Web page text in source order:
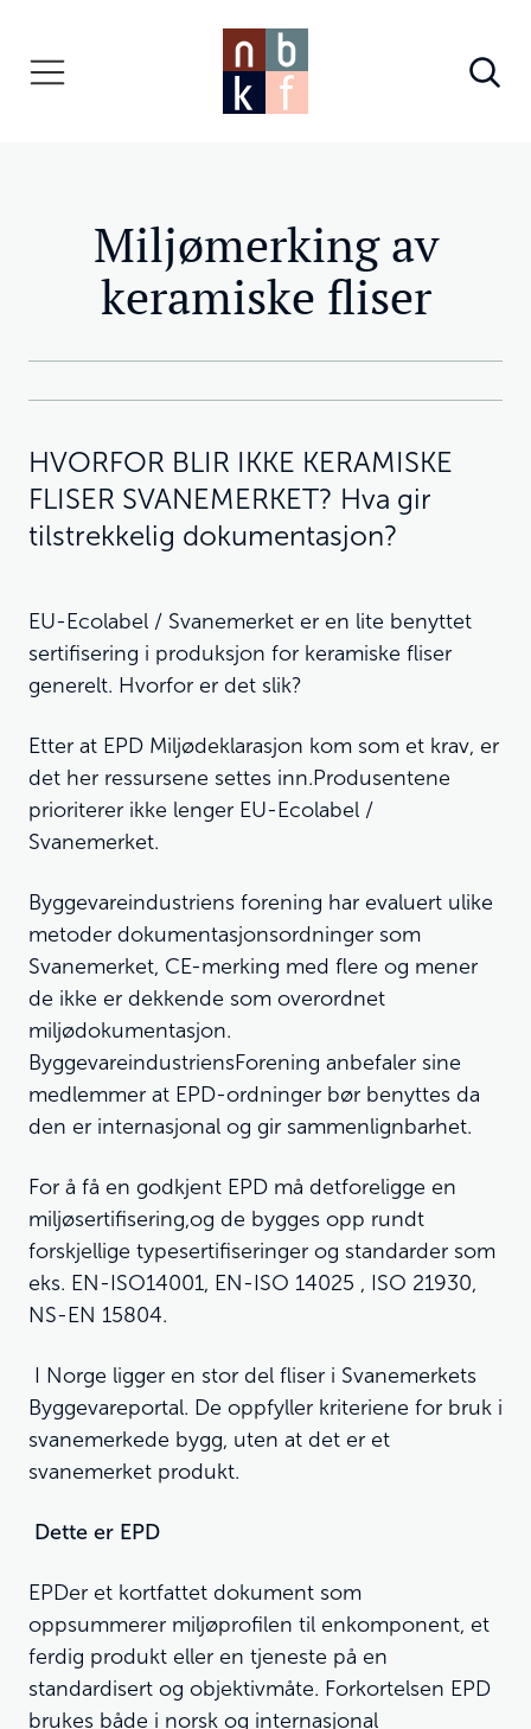
Miljømerking av
keramiske fliser
HVORFOR BLIR IKKE KERAMISKE
FLISER SVANEMERKET? Hva gir
tilstrekkelig dokumentasjon?
EU-Ecolabel / Svanemerket er en lite benyttet
sertifisering i produksjon for keramiske fliser
generelt. Hvorfor er det slik?
Etter at EPD Miljødeklarasjon kom som et krav, er
det her ressursene settes inn.Produsentene
prioriterer ikke lenger EU-Ecolabel /
Svanemerket.
Byggevareindustriens forening har evaluert ulike
metoder dokumentasjonsordninger som
Svanemerket, CE-merking med flere og mener
de ikke er dekkende som overordnet
miljødokumentasjon.
ByggevareindustriensForening anbefaler sine
medlemmer at EPD-ordninger bør benyttes da
den er internasjonal og gir sammenlignbarhet.
For å få en godkjent EPD må detforeligge en
miljøsertifisering,og de bygges opp rundt
forskjellige typesertifiseringer og standarder som
eks. EN-ISO14001, EN-ISO 14025 , ISO 21930,
NS-EN 15804.
I Norge ligger en stor del fliser i Svanemerkets
Byggevareportal. De oppfyller kriteriene for bruk i
svanemerkede bygg, uten at det er et
svanemerket produkt.
Dette er EPD
EPDer et kortfattet dokument som
oppsummerer miljøprofilen til enkomponent, et
ferdig produkt eller en tjeneste på en
standardisert og objektivmåte. Forkortelsen EPD
brukes både i norsk og internasjonal